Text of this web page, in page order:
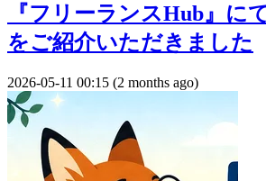
『フリーランスHub』に
をご紹介いただきました
2026-05-11 00:15 (2 months ago)